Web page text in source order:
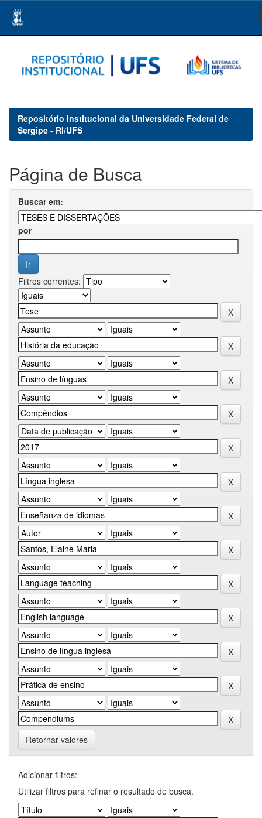
navigation
Repositório Institucional da Universidade Federal de
Sergipe - RI/UFS
Página de Busca
Buscar em:
por
Filtros correntes:
Retornar valores
Adicionar filtros:
Utilizar filtros para refinar o resultado de busca.